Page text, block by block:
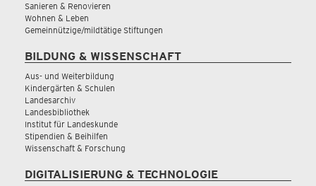
Sanieren & Renovieren
Wohnen & Leben
Gemeinnützige/mildtätige Stiftungen
BILDUNG & WISSENSCHAFT
Aus- und Weiterbildung
Kindergärten & Schulen
Landesarchiv
Landesbibliothek
Institut für Landeskunde
Stipendien & Beihilfen
Wissenschaft & Forschung
DIGITALISIERUNG & TECHNOLOGIE